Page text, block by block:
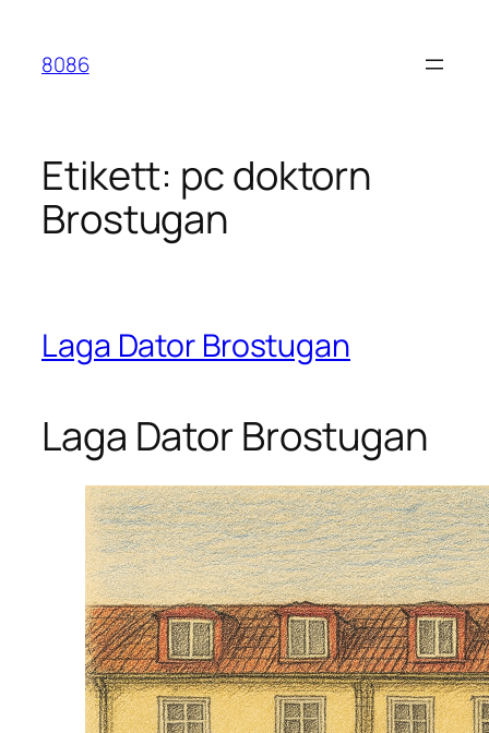
innehåll
8086
Etikett: pc doktorn
Brostugan
Laga Dator Brostugan
Laga Dator Brostugan